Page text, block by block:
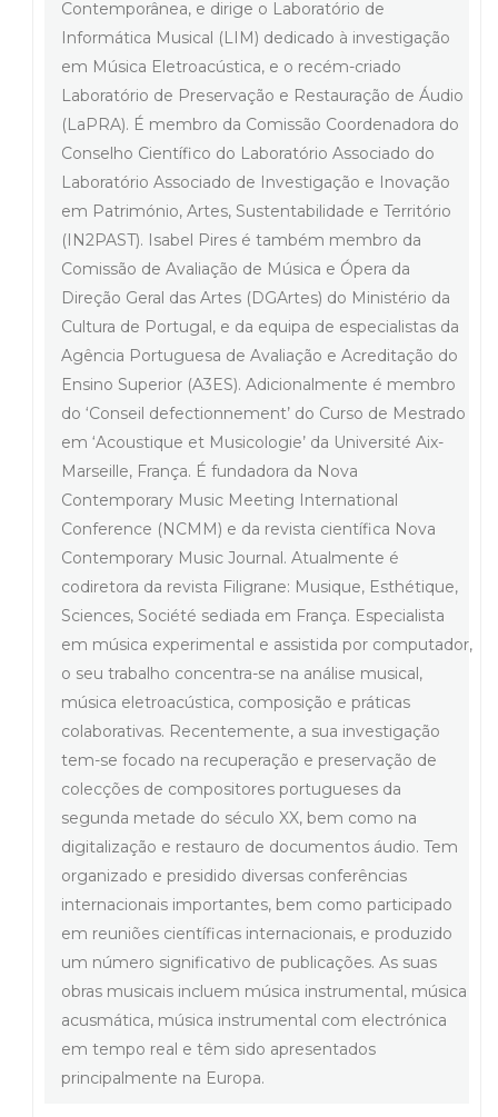
Contemporânea, e dirige o Laboratório de
Informática Musical (LIM) dedicado à investigação
em Música Eletroacústica, e o recém-criado
Laboratório de Preservação e Restauração de Áudio
(LaPRA). É membro da Comissão Coordenadora do
Conselho Científico do Laboratório Associado do
Laboratório Associado de Investigação e Inovação
em Património, Artes, Sustentabilidade e Território
(IN2PAST). Isabel Pires é também membro da
Comissão de Avaliação de Música e Ópera da
Direção Geral das Artes (DGArtes) do Ministério da
Cultura de Portugal, e da equipa de especialistas da
Agência Portuguesa de Avaliação e Acreditação do
Ensino Superior (A3ES). Adicionalmente é membro
do ‘Conseil defectionnement’ do Curso de Mestrado
em ‘Acoustique et Musicologie’ da Université Aix-
Marseille, França. É fundadora da Nova
Contemporary Music Meeting International
Conference (NCMM) e da revista científica Nova
Contemporary Music Journal. Atualmente é
codiretora da revista Filigrane: Musique, Esthétique,
Sciences, Société sediada em França. Especialista
em música experimental e assistida por computador,
o seu trabalho concentra-se na análise musical,
música eletroacústica, composição e práticas
colaborativas. Recentemente, a sua investigação
tem-se focado na recuperação e preservação de
colecções de compositores portugueses da
segunda metade do século XX, bem como na
digitalização e restauro de documentos áudio. Tem
organizado e presidido diversas conferências
internacionais importantes, bem como participado
em reuniões científicas internacionais, e produzido
um número significativo de publicações. As suas
obras musicais incluem música instrumental, música
acusmática, música instrumental com electrónica
em tempo real e têm sido apresentados
principalmente na Europa.